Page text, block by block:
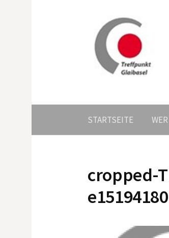
STARTSEITE
cropped-